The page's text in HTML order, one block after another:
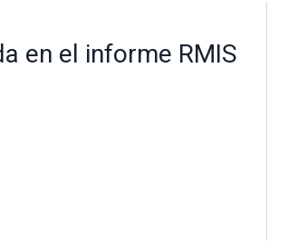
en el informe RMIS